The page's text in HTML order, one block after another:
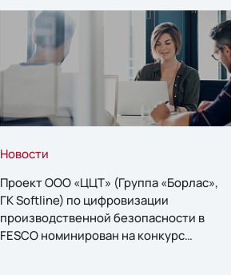
Новости
Проект ООО «ЦЦТ» (Группа «Борлас»,
ГК Softline) по цифровизации
производственной безопасности в
FESCO номинирован на конкурс